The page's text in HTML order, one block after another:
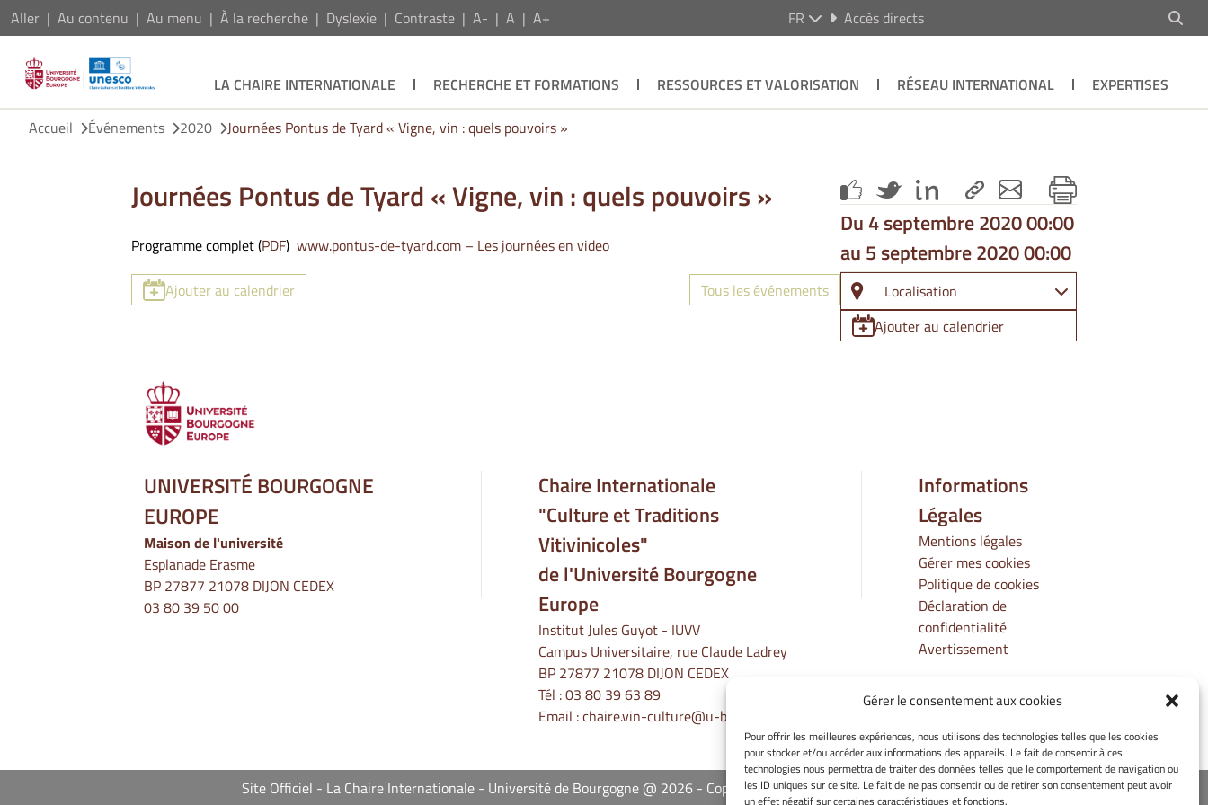
Gérer le consentement aux cookies
Pour offrir les meilleures expériences, nous utilisons des technologies telles que les cookies
pour stocker et/ou accéder aux informations des appareils. Le fait de consentir à ces
technologies nous permettra de traiter des données telles que le comportement de navigation ou
les ID uniques sur ce site. Le fait de ne pas consentir ou de retirer son consentement peut avoir
un effet négatif sur certaines caractéristiques et fonctions.
Aller Au contenu Au menu À la recherche Dyslexie Contraste A- A A+ FR Accès directs
LA CHAIRE INTERNATIONALE RECHERCHE ET FORMATIONS RESSOURCES ET VALORISATION RÉSEAU INTERNATIONAL
EXPERTISES
Accueil
Événements 2020 Journées Pontus de Tyard « Vigne, vin : quels pouvoirs »
Journées Pontus de Tyard « Vigne, vin : quels pouvoirs »
Programme complet (PDF) www.pontus-de-tyard.com – Les journées en video
Ajouter au calendrier Tous les événements
Du 4 septembre 2020 00:00
au 5 septembre 2020 00:00
Localisation
Ajouter au calendrier
UNIVERSITÉ BOURGOGNE
EUROPE
Maison de l'université
Esplanade Erasme
BP 27877 21078 DIJON CEDEX
03 80 39 50 00
Chaire Internationale
"Culture et Traditions
Vitivinicoles"
de l'Université Bourgogne
Europe
Institut Jules Guyot - IUVV
Campus Universitaire, rue Claude Ladrey
BP 27877 21078 DIJON CEDEX
Tél :03 80 39 63 89
Email :chaire.vin-culture@u-bourgogne.fr
Informations
Légales
Mentions légales
Gérer mes cookies
Politique de cookies
Déclaration de
confidentialité
Avertissement
Site Officiel - La Chaire Internationale - Université de Bourgogne @ 2026 Copyright Université de Bourgogne Europe